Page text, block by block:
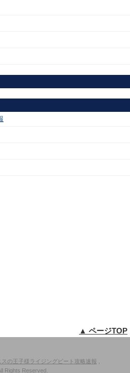
▲ ページTOP
の王子様ライジングビート攻略速報
Rights Reserved.